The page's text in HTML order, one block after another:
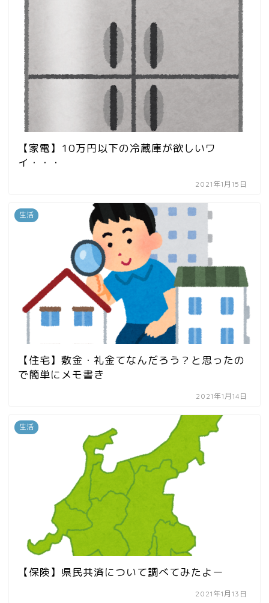
【家電】10万円以下の冷蔵庫が欲しいワ
イ・・・
2021年1月15日
生活
【住宅】敷金・礼金てなんだろう？と思ったの
で簡単にメモ書き
2021年1月14日
生活
【保険】県民共済について調べてみたよー
2021年1月13日